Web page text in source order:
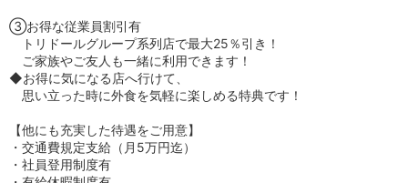
③お得な従業員割引有
トリドールグループ系列店で最大25％引き！
ご家族やご友人も一緒に利用できます！
◆お得に気になる店へ行けて、
思い立った時に外食を気軽に楽しめる特典です！
【他にも充実した待遇をご用意】
・交通費規定支給（月5万円迄）
・社員登用制度有